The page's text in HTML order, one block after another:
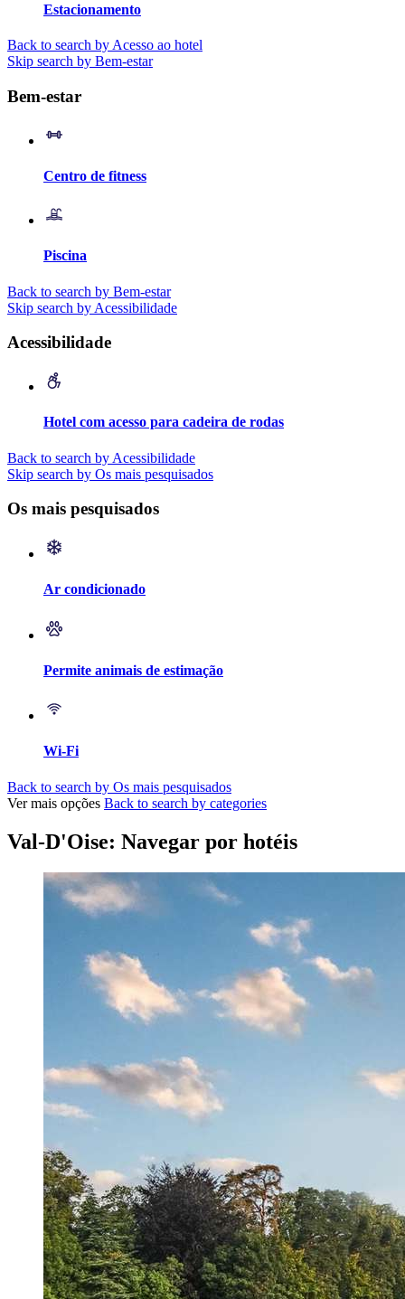
Estacionamento
Back to search by Acesso ao hotel
Skip search by Bem-estar
Bem-estar
Centro de fitness
Piscina
Back to search by Bem-estar
Skip search by Acessibilidade
Acessibilidade
Hotel com acesso para cadeira de rodas
Back to search by Acessibilidade
Skip search by Os mais pesquisados
Os mais pesquisados
Ar condicionado
Permite animais de estimação
Wi-Fi
Back to search by Os mais pesquisados
Ver mais opções Back to search by categories
Val-D'Oise: Navegar por hotéis